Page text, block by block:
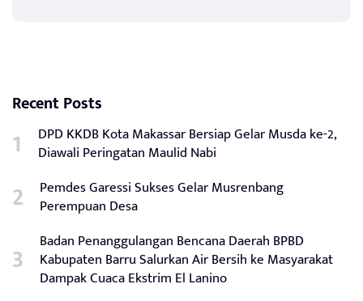
Recent Posts
DPD KKDB Kota Makassar Bersiap Gelar Musda ke-2,
Diawali Peringatan Maulid Nabi
Pemdes Garessi Sukses Gelar Musrenbang
Perempuan Desa
Badan Penanggulangan Bencana Daerah BPBD
Kabupaten Barru Salurkan Air Bersih ke Masyarakat
Dampak Cuaca Ekstrim El Lanino